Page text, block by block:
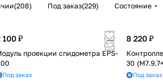
(208) Под заказ(229) Состояние
100 ₽
проекции спидометра EPS-
Под заказ
8 220 ₽
30
Под заказ